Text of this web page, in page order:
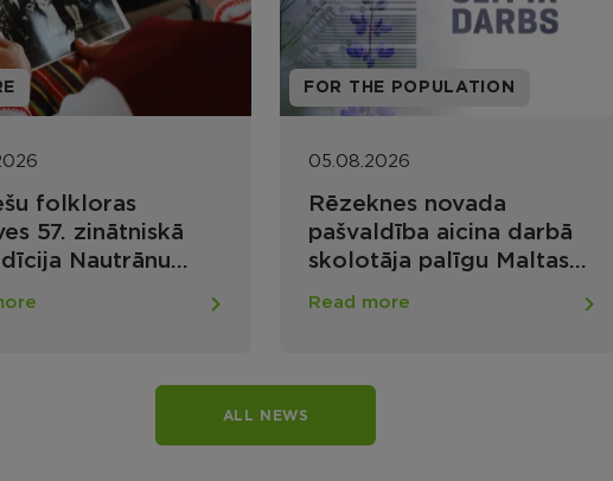
POPULATION
novada
aicina darbā
palīgu Maltas
DZĪVO VESELĪGI 2025-2026
05.08.2026
Noslēgušās projekta
“Dzīvo veselīgi!” vasaras
nometnes bērniem
Read more
ALL NEWS